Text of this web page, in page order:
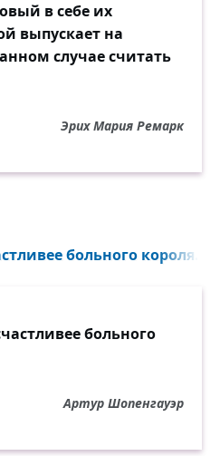
в себе их
выпускает на
случае считать
Эрих Мария Ремарк
больного короля...
больного
Артур Шопенгауэр